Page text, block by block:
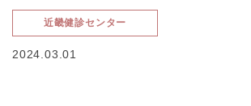
近畿健診センター
2024.03.01